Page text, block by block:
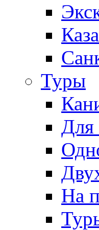
Туры
Для
На